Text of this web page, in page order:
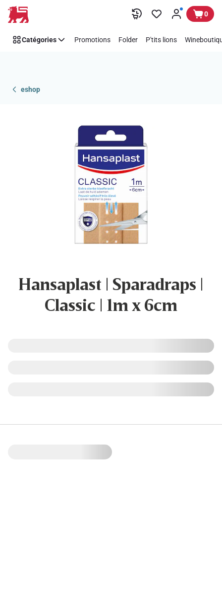
Passer 0
Catégories Promotions Folder P'tits lions
eshop
Hansaplast | Sparadraps |
Classic | 1m x 6cm